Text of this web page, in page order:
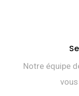
Notre équipe
vous